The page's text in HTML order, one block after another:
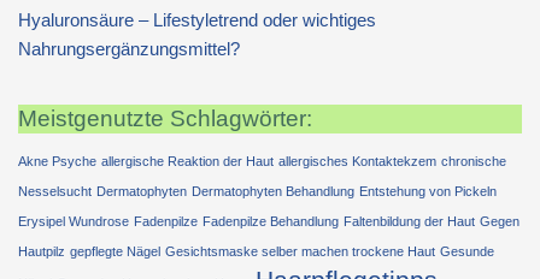
Hyaluronsäure – Lifestyletrend oder wichtiges
Nahrungsergänzungsmittel?
Meistgenutzte Schlagwörter:
Akne Psyche allergische Reaktion der Haut allergisches Kontaktekzem chronische
Nesselsucht Dermatophyten Dermatophyten Behandlung Entstehung von Pickeln
Erysipel Wundrose Fadenpilze Fadenpilze Behandlung Faltenbildung der Haut Gegen
Hautpilz gepflegte Nägel Gesichtsmaske selber machen trockene Haut Gesunde